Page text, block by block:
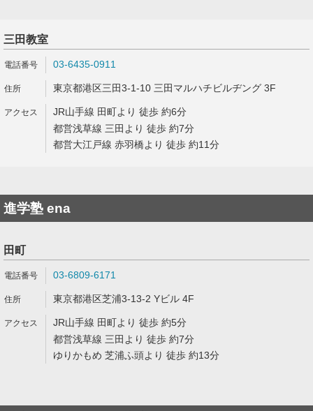
三田教室
03-6435-0911
東京都港区三田3-1-10 三田マルハチビルヂング 3F
JR山手線 田町より 徒歩 約6分
都営浅草線 三田より 徒歩 約7分
都営大江戸線 赤羽橋より 徒歩 約11分
進学塾 ena
田町
03-6809-6171
東京都港区芝浦3-13-2 Yビル 4F
JR山手線 田町より 徒歩 約5分
都営浅草線 三田より 徒歩 約7分
ゆりかもめ 芝浦ふ頭より 徒歩 約13分